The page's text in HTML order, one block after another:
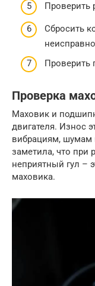
Проверить
Сбросить
Проверить
Проверка
Маховик и
двигателя. Износ
вибрациям, шумам
заметила, что при
неприятный гул –
маховика.